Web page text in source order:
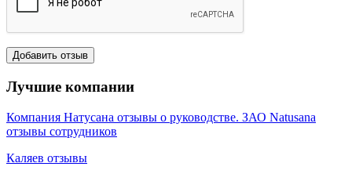
Лучшие компании
Компания Натусана отзывы о руководстве. ЗАО Natusana
отзывы сотрудников
Каляев отзывы